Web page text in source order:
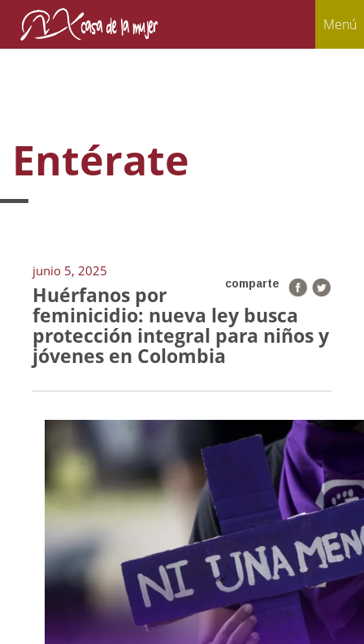
Menú
Entérate
junio 5, 2025
comparte
Huérfanos por
feminicidio: nueva ley busca
protección integral para niños y
jóvenes en Colombia